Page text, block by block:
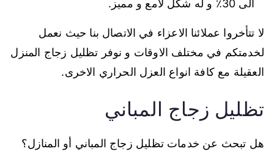
الى 30٪ و له شكل لامع و مميز.
لا تتأخروا عملائنا الاعزاء في الاتصال بنا حيث نعمل
لخدمتكم في مختلف الاوقات و نوفر تظليل زجاج المنزل
العقيلة مع كافة انواع العزل الحراري الاخرى.
تظليل زجاج المباني
هل تبحث عن خدمات تظليل زجاج المباني أو المنازل؟